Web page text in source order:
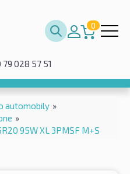
0
028 57 51
automobily »
»
95W XL 3PMSF M+S